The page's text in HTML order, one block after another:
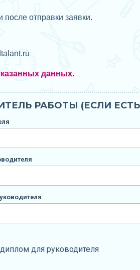
отправки заявки.
данных.
РАБОТЫ (ЕСЛИ
для руководителя